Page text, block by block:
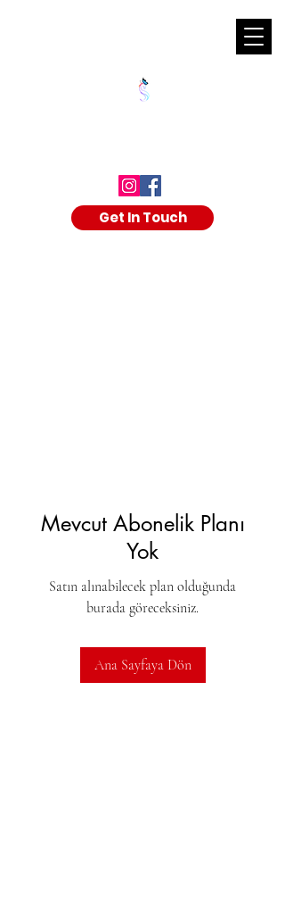
Get In Touch
Mevcut Abonelik Planı
Yok
Satın alınabilecek plan olduğunda
burada göreceksiniz.
Ana Sayfaya Dön